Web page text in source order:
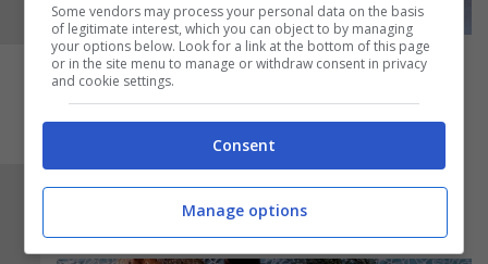
Ed ecco pronta e buona da gustare lapasta
con pancetta e brie
Some vendors may process your personal data on the basis
of legitimate interest, which you can object to by managing
your options below. Look for a link at the bottom of this page
or in the site menu to manage or withdraw consent in privacy
and cookie settings.
Consent
Manage options